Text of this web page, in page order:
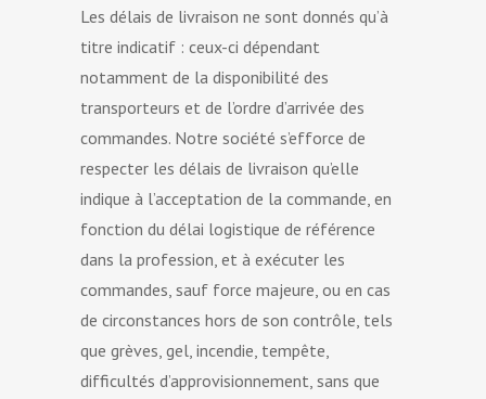
Les délais de livraison ne sont donnés qu’à
titre indicatif : ceux-ci dépendant
notamment de la disponibilité des
transporteurs et de l’ordre d’arrivée des
commandes. Notre société s’efforce de
respecter les délais de livraison qu’elle
indique à l’acceptation de la commande, en
fonction du délai logistique de référence
dans la profession, et à exécuter les
commandes, sauf force majeure, ou en cas
de circonstances hors de son contrôle, tels
que grèves, gel, incendie, tempête,
difficultés d’approvisionnement, sans que